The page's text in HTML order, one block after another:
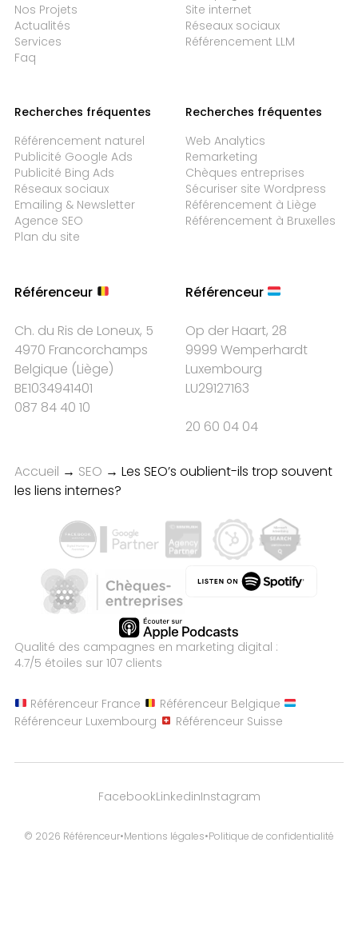
Nos Projets
Actualités
Services
Faq
Site internet
Réseaux sociaux
Référencement LLM
Recherches fréquentes
Référencement naturel
Publicité Google Ads
Publicité Bing Ads
Réseaux sociaux
Emailing & Newsletter
Agence SEO
Plan du site
Recherches fréquentes
Web Analytics
Remarketing
Chèques entreprises
Sécuriser site Wordpress
Référencement à Liège
Référencement à Bruxelles
Référenceur
Ch. du Ris de Loneux, 5
4970 Francorchamps
Belgique (Liège)
BE1034941401
087 84 40 10
Référenceur
Op der Haart, 28
9999 Wemperhardt
Luxembourg
LU29127163
20 60 04 04
Accueil → SEO → Les SEO’s oublient-ils trop souvent
les liens internes?
Qualité des campagnes en marketing digital :
4.7/5 étoiles sur 107 clients
Référenceur France
Référenceur Belgique
Référenceur Luxembourg
Référenceur Suisse
© 2026 Référenceur•Mentions légales•Politique de confidentialité
FacebookLinkedinInstagram